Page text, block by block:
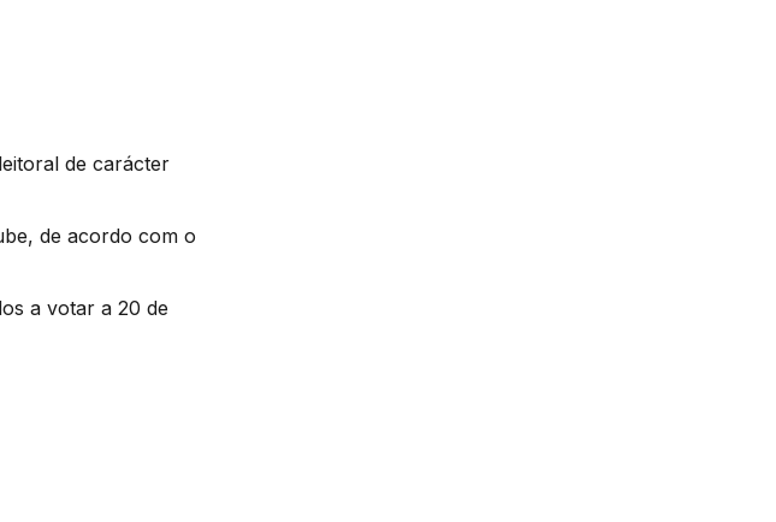
de carácter
de acordo com o
a votar a 20 de